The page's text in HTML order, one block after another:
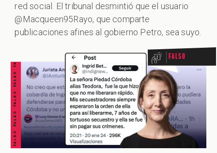
red social. El tribunal desmintió que el usuario
@Macqueen95Rayo, que comparte
publicaciones afines al gobierno Petro, sea suyo.
FALSO FALSO FALSO FALSO FALSO FALSO FALSO Falso